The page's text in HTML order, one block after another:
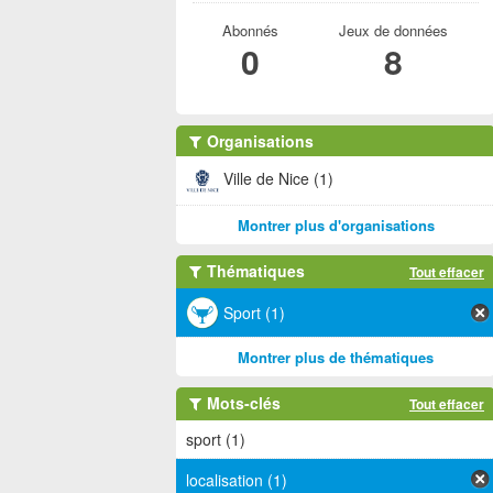
Abonnés
0
Jeux de données
8
Organisations
Ville de Nice (1)
Montrer plus d'organisations
Thématiques Tout effacer
Sport (1)
Montrer plus de thématiques
Mots-clés Tout effacer
sport (1)
localisation (1)